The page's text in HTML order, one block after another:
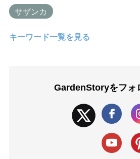
サザンカ
キーワード一覧を見る
GardenStoryをフォ